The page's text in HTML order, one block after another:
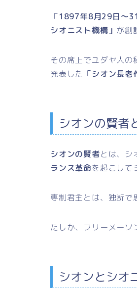
「1897年8月29日～
シオニスト機構」 が創
その席上でユダヤ人の
発表した 「シオン長
シオンの賢者
シオンの賢者とは、シ
ランス革命を起こして
専制君主とは、独断で
たしか、フリーメーソ
シオンとシオ